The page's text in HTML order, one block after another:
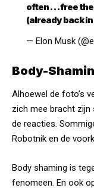
often … free the
(already back
— Elon Musk
Body-
Alhoewel de foto’s
zich mee bracht
de reacties.
Robotnik en de
Body shaming is
fenomeen. En ook